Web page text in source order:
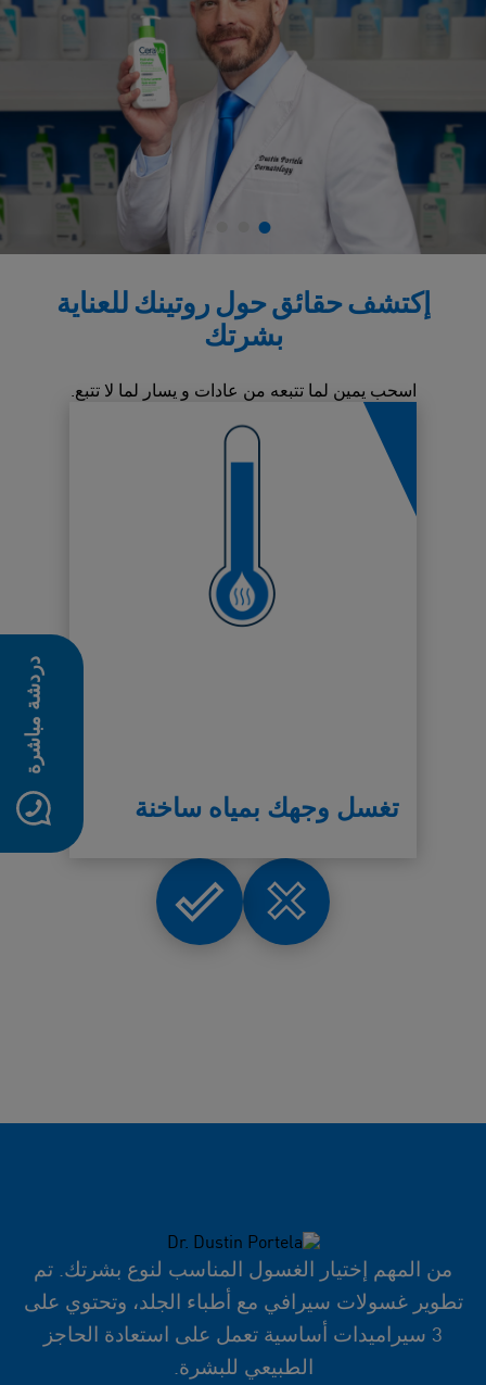
دردشة مباشرة
إكتشف حقائق حول روتينك للعناية
بشرتك
تغسل وجهك بمياه ساخنة
Wrong
Right
اسحب يمين لما تتبعه من عادات و يسار لما لا تتبع.
من المهم إختيار الغسول المناسب لنوع بشرتك. تم
تطوير غسولات سيرافي مع أطباء الجلد، وتحتوي على
3 سيراميدات أساسية تعمل على استعادة الحاجز
الطبيعي للبشرة.